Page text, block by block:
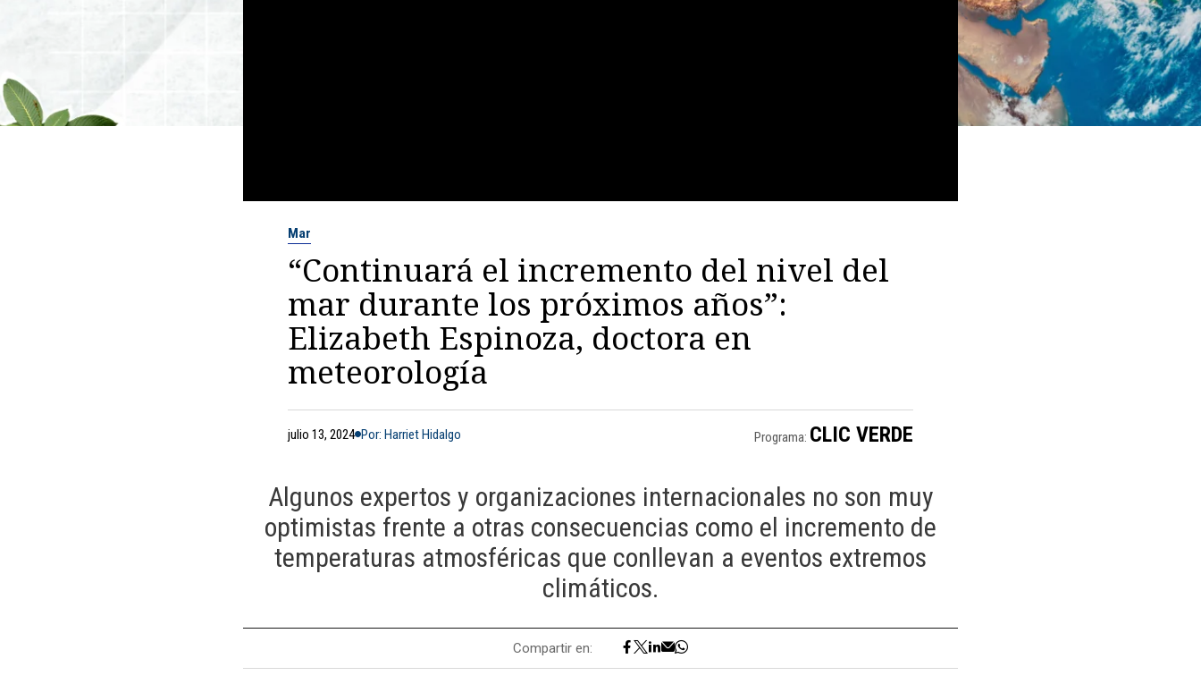
Mar
“Continuará el incremento del nivel del
mar durante los próximos años”:
Elizabeth Espinoza, doctora en
meteorología
julio 13, 2024 Por: Harriet Hidalgo Programa: CLIC VERDE
Algunos expertos y organizaciones internacionales no son muy
optimistas frente a otras consecuencias como el incremento de
temperaturas atmosféricas que conllevan a eventos extremos
climáticos.
Compartir en: